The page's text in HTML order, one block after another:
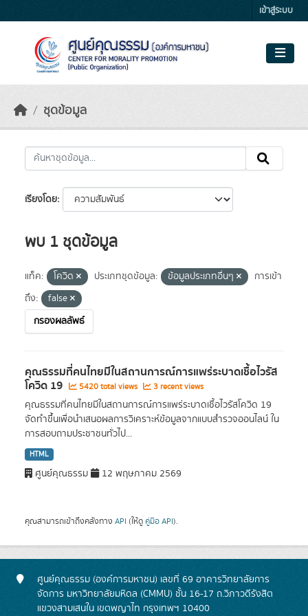
เข้าสู่ระบบ
ชุดข้อมูล
เรียงโดย
พบ 1 ชุดข้อมูล
แท็ค: โควิด ประเภทชุดข้อมูล: ข้อมูลประเภทอื่นๆ
การเข้า
ถึง:
false
กรองผลลัพธ์
คุณธรรมที่คนไทยมีในสถานการณ์การแพร่ระบาดเชื้อไวรัส
โควิด 19 5420 total views 3 recent views
คุณธรรมที่คนไทยมีในสถานการณ์การแพร่ระบาดเชื้อไวรัสโควิด 19
จัดทำขึ้นเพื่อนำเสนอผลการวิเคราะห์ข้อมูลจากแบบสำรวจออนไลน์ ใน
การสอบถามประชาชนทั่วไป...
HTML
ศูนย์คุณธรรม 12 พฤษภาคม 2569
คุณสามารถเข้าถึงคลังทาง API (ให้ดู คู่มือ API).
ศูนย์คุณธรรม (องค์การมหาชน) เลขที่ 69 อาคารวิทยาลัยการ
จัดการ มหาวิทยาลัยมหิดล (CMMU) ชั้น 16-17 ถ.วิภาวดีรังสิต
แขวงสามเสนใน เขตพญาไท กรุงเทพฯ 10400